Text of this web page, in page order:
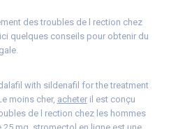
des troubles de l rection chez
quelques conseils pour obtenir du
with sildenafil for the treatment
moins cher, acheteril est conçu
de l rection chez les hommes